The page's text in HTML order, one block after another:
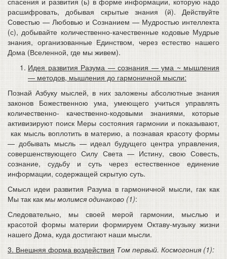
расшифровать, добывая скрытые знания (й). Действуйте
Совестью — Любовью и Сознанием — Мудростью интеллекта
(с), добывайте количественно-качественные кодовые Мудрые
знания, организованные Единством, через естество нашего
Дома (Вселенной, где мы живем).
Идея развития Разума — сознания — ума ~ мышления
— методов, мышления до гармоничной мысли:
Познай Азбуку мыслей, в них заложены абсолютные знания
законов Божественною ума, умеющего учиться управлять
количественно- качественно-кодовыми знаниями, которые
активизируют поиск Меры состояния гармонии и показывают,
как мысль воплотить в материю, а познавая красоту формы
— добывать мысль — идеал будущего центра управления,
совершенствующего Силу Света — Истину, свою Совесть,
сознание, судьбу и суть через естественное единение
информации, содержащей скрытую суть.
Смысл идеи развития Разума в гармоничной мысли, гак как
Мы так как мы молимся одинаково (1):
Следовательно, мы своей мерой гармонии, мыслью и
красотой формы материи формируем Октаву-музыку жизни
нашего Дома, куда достигают наши мысли.
3. Внешняя форма воздействия Том первый. Космогония (1):